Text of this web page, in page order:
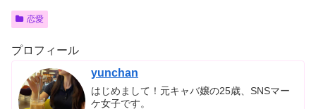
恋愛
プロフィール
yunchan
はじめまして！元キャバ嬢の25歳、SNSマー
ケ女子です。